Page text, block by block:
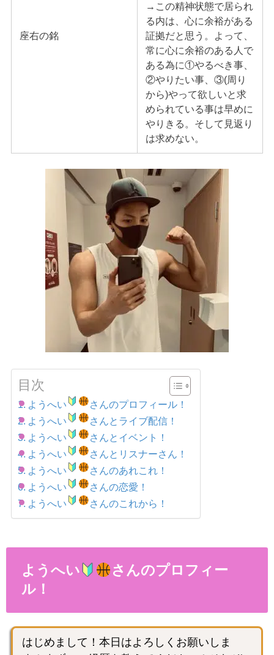
座右の銘
→この精神状態で居られ
る内は、心に余裕がある
証拠だと思う。よって、
常に心に余裕のある人で
ある為に①やるべき事、
②やりたい事、③(周り
から)やって欲しいと求
められている事は早めに
やりきる。そして見返り
は求めない。
目次
ようへい
さんのプロフィール！
ようへい
さんとライブ配信！
ようへい
さんとイベント！
ようへい
さんとリスナーさん！
ようへい
さんのあれこれ！
ようへい
さんの恋愛！
ようへい
さんのこれから！
ようへい
さんのプロフィー
ル！
はじめまして！本日はよろしくお願いしま